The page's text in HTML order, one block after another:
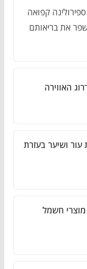
קפואה
את בריאותם
האווירה
ושיער בעזרת
חשמל